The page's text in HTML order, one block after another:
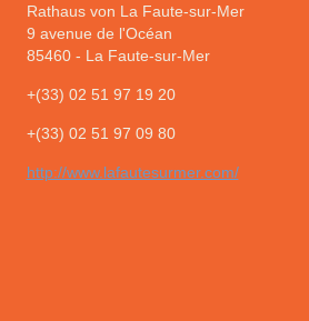
Rathaus von La Faute-sur-Mer
9 avenue de l'Océan
85460- La Faute-sur-Mer
+(33) 02 51 97 19 20
+(33) 02 51 97 09 80
http://www.lafautesurmer.com/